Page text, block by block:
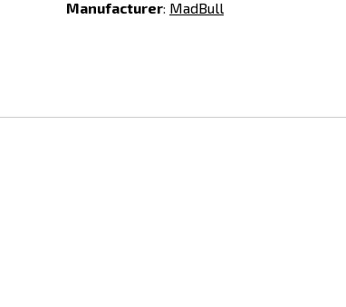
Manufacturer: MadBull